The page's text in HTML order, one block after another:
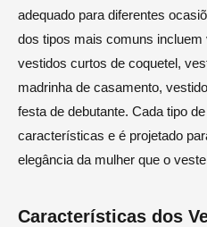
adequado para diferentes
dos tipos mais comuns incluem
vestidos curtos de coquetel,
madrinha de casamento,
festa de debutante. Cada tipo
características e é projetado
elegância da mulher que o
Características dos